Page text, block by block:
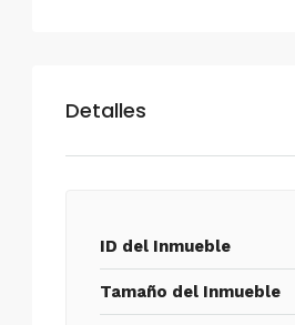
Detalles
ID del Inmueble
Tamaño del Inmueble